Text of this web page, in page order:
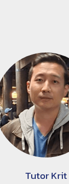
Tutor Krit